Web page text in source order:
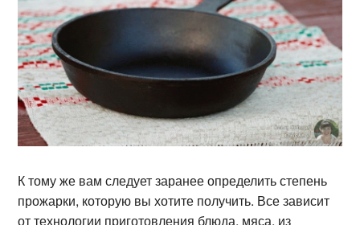
К тому же вам следует заранее определить степень
прожарки, которую вы хотите получить. Все зависит
от технологии приготовления блюда, мяса, из